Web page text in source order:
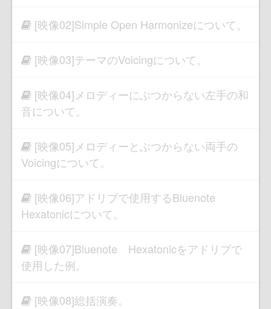
[映像02]Simple Open Harmonizeについて。
[映像03]テーマのVoicingについて。
[映像04]メロディーにぶつからない左手の和
音について。
[映像05]メロディーとぶつからない両手の
Voicingについて。
[映像06]アドリブで使用するBluenote
Hexatonicについて。
[映像07]Bluenote Hexatonicをアドリブで
使用した例。
[映像08]総括演奏。